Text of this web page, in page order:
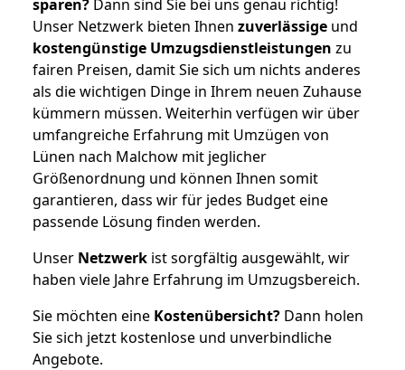
sparen? Dann sind Sie bei uns genau richtig!
Unser Netzwerk bieten Ihnen zuverlässige und
kostengünstige Umzugsdienstleistungen zu
fairen Preisen, damit Sie sich um nichts anderes
als die wichtigen Dinge in Ihrem neuen Zuhause
kümmern müssen. Weiterhin verfügen wir über
umfangreiche Erfahrung mit Umzügen von
Lünen nach Malchow mit jeglicher
Größenordnung und können Ihnen somit
garantieren, dass wir für jedes Budget eine
passende Lösung finden werden.
Unser Netzwerk ist sorgfältig ausgewählt, wir
haben viele Jahre Erfahrung im Umzugsbereich.
Sie möchten eine Kostenübersicht? Dann holen
Sie sich jetzt kostenlose und unverbindliche
Angebote.